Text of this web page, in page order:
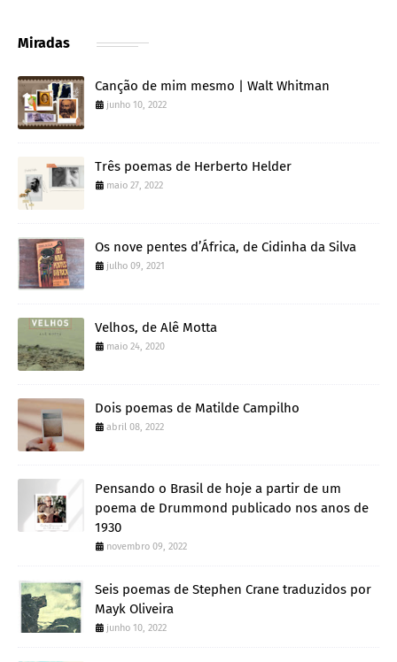
Miradas
Canção de mim mesmo | Walt Whitman
junho 10, 2022
Três poemas de Herberto Helder
maio 27, 2022
Os nove pentes d’África, de Cidinha da Silva
julho 09, 2021
Velhos, de Alê Motta
maio 24, 2020
Dois poemas de Matilde Campilho
abril 08, 2022
Pensando o Brasil de hoje a partir de um
poema de Drummond publicado nos anos de
1930
novembro 09, 2022
Seis poemas de Stephen Crane traduzidos por
Mayk Oliveira
junho 10, 2022